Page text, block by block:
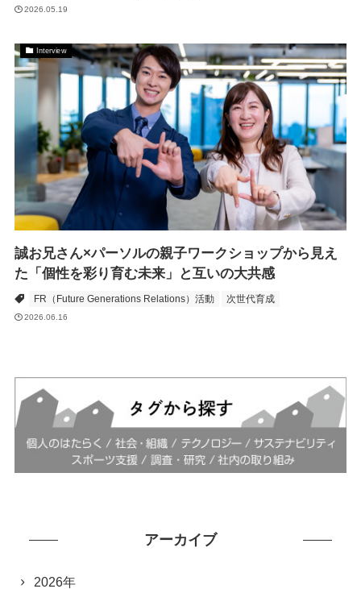
2026.05.19
Interview
誠お兄さん×パーソルの親子ワークショップから見え
た「個性を彩り育む未来」と互いの大共感
FR（Future Generations Relations）活動 次世代育成
2026.06.16
アーカイブ
2026年